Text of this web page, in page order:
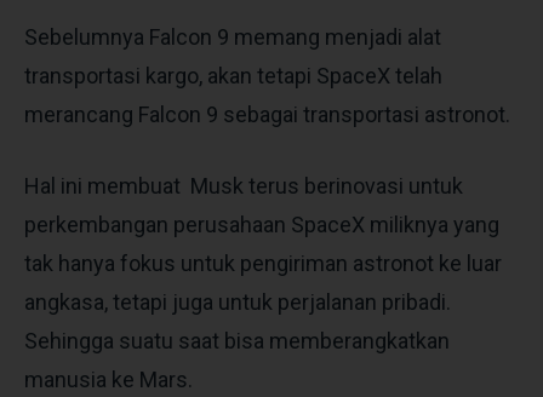
Sebelumnya Falcon 9 memang menjadi alat
transportasi kargo, akan tetapi SpaceX telah
merancang Falcon 9 sebagai transportasi astronot.
Hal ini membuat Musk terus berinovasi untuk
perkembangan perusahaan SpaceX miliknya yang
tak hanya fokus untuk pengiriman astronot ke luar
angkasa, tetapi juga untuk perjalanan pribadi.
Sehingga suatu saat bisa memberangkatkan
manusia ke Mars.